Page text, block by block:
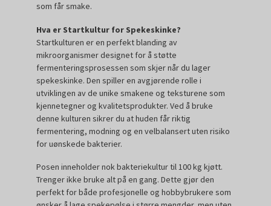
som får smake.
Hva er Startkultur for Spekeskinke?
Startkulturen er en perfekt blanding av
mikroorganismer designet for å støtte
fermenteringsprosessen som skjer når du lager
spekeskinke. Den spiller en avgjørende rolle i
utviklingen av de unike smakene og teksturene som
kjennetegner og kvalitetsprodukter. Ved å bruke
denne kulturen sikrer du at huden får riktig
fermentering, modning og en velbalansert uten risiko
for uønskede bakterier.
Posen inneholder nok bakteriekultur til 100 kg kjøtt.
Trenger ikke bruke alt på en gang. Dette gjør den
perfekt for både profesjonelle og hobbybrukere som